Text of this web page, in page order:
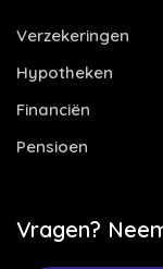
Verzekeringen
Hypotheken
Financiën
Pensioen
Vragen?